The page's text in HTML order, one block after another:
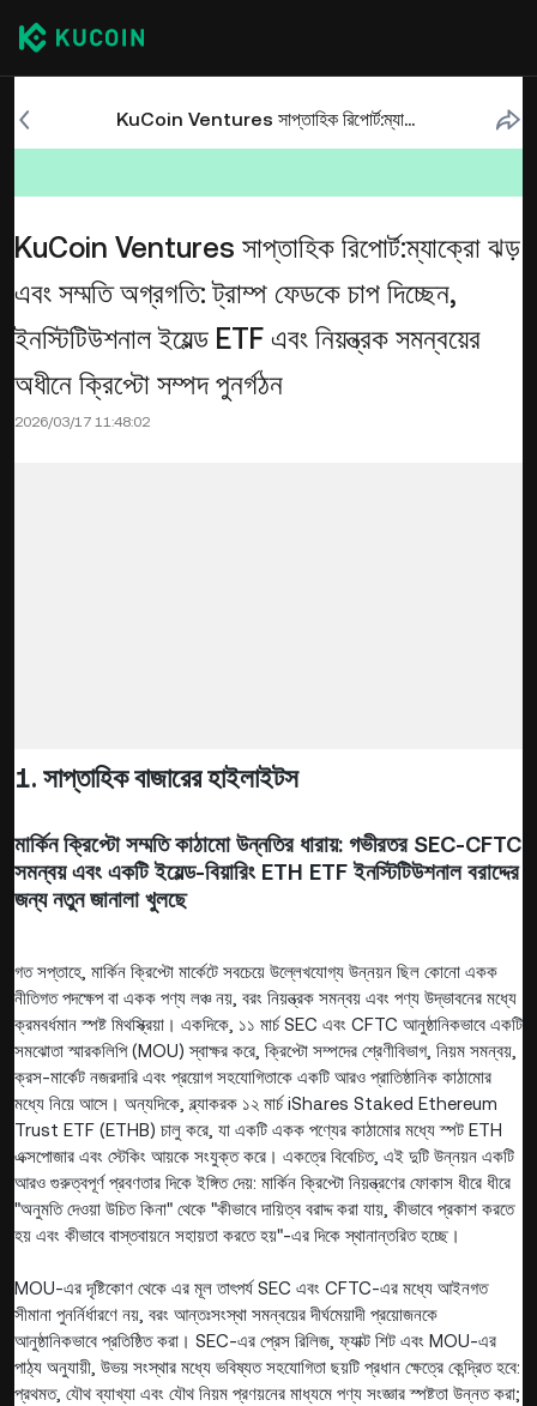
KuCoin Ventures সাপ্তাহিক রিপোর্ট:ম্যাক্রো ঝড় এবং সম্মতি অগ্রগতি: ট্রাম্প ফেডকে চাপ দিচ্ছেন, ইনস্টিটিউশনাল ইয়েল্ড ETF এবং নিয়ন্ত্রক সমন্বয়ের অধীনে ক্রিপ্টো সম্পদ পুনর্গঠন
KuCoin Ventures সাপ্তাহিক রিপোর্ট:ম্যাক্রো ঝড়
এবং সম্মতি অগ্রগতি: ট্রাম্প ফেডকে চাপ দিচ্ছেন,
ইনস্টিটিউশনাল ইয়েল্ড ETF এবং নিয়ন্ত্রক সমন্বয়ের
অধীনে ক্রিপ্টো সম্পদ পুনর্গঠন
2026/03/17 11:48:02
1. সাপ্তাহিক বাজারের হাইলাইটস
মার্কিন ক্রিপ্টো সম্মতি কাঠামো উন্নতির ধারায়: গভীরতর SEC-CFTC
সমন্বয় এবং একটি ইয়েল্ড-বিয়ারিং ETH ETF ইনস্টিটিউশনাল বরাদ্দের
জন্য নতুন জানালা খুলছে
গত সপ্তাহে, মার্কিন ক্রিপ্টো মার্কেটে সবচেয়ে উল্লেখযোগ্য উন্নয়ন ছিল কোনো একক
নীতিগত পদক্ষেপ বা একক পণ্য লঞ্চ নয়, বরং নিয়ন্ত্রক সমন্বয় এবং পণ্য উদ্ভাবনের মধ্যে
ক্রমবর্ধমান স্পষ্ট মিথস্ক্রিয়া। একদিকে, ১১ মার্চ SEC এবং CFTC আনুষ্ঠানিকভাবে একটি
সমঝোতা স্মারকলিপি (MOU) স্বাক্ষর করে, ক্রিপ্টো সম্পদের শ্রেণীবিভাগ, নিয়ম সমন্বয়,
ক্রস-মার্কেট নজরদারি এবং প্রয়োগ সহযোগিতাকে একটি আরও প্রাতিষ্ঠানিক কাঠামোর
মধ্যে নিয়ে আসে। অন্যদিকে, ব্ল্যাকরক ১২ মার্চ iShares Staked Ethereum
Trust ETF (ETHB) চালু করে, যা একটি একক পণ্যের কাঠামোর মধ্যে স্পট ETH
এক্সপোজার এবং স্টেকিং আয়কে সংযুক্ত করে। একত্রে বিবেচিত, এই দুটি উন্নয়ন একটি
আরও গুরুত্বপূর্ণ প্রবণতার দিকে ইঙ্গিত দেয়: মার্কিন ক্রিপ্টো নিয়ন্ত্রণের ফোকাস ধীরে ধীরে
"অনুমতি দেওয়া উচিত কিনা" থেকে "কীভাবে দায়িত্ব বরাদ্দ করা যায়, কীভাবে প্রকাশ করতে
হয় এবং কীভাবে বাস্তবায়নে সহায়তা করতে হয়"-এর দিকে স্থানান্তরিত হচ্ছে।
MOU-এর দৃষ্টিকোণ থেকে এর মূল তাৎপর্য SEC এবং CFTC-এর মধ্যে আইনগত
সীমানা পুনর্নির্ধারণে নয়, বরং আন্তঃসংস্থা সমন্বয়ের দীর্ঘমেয়াদী প্রয়োজনকে
আনুষ্ঠানিকভাবে প্রতিষ্ঠিত করা। SEC-এর প্রেস রিলিজ, ফ্যাক্ট শিট এবং MOU-এর
পাঠ্য অনুযায়ী, উভয় সংস্থার মধ্যে ভবিষ্যত সহযোগিতা ছয়টি প্রধান ক্ষেত্রে কেন্দ্রিত হবে:
প্রথমত, যৌথ ব্যাখ্যা এবং যৌথ নিয়ম প্রণয়নের মাধ্যমে পণ্য সংজ্ঞার স্পষ্টতা উন্নত করা;